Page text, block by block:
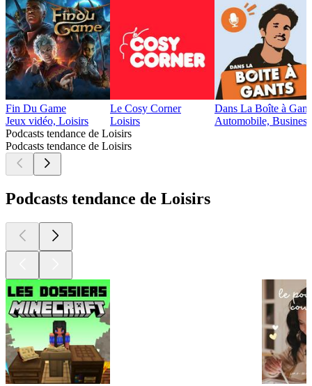
Fin Du Game
Jeux vidéo, Loisirs
Le Cosy Corner
Loisirs
Dans La Boîte à
Automobile,
Podcasts tendance de Loisirs
Podcasts tendance de Loisirs
Podcasts tendance de Loisirs